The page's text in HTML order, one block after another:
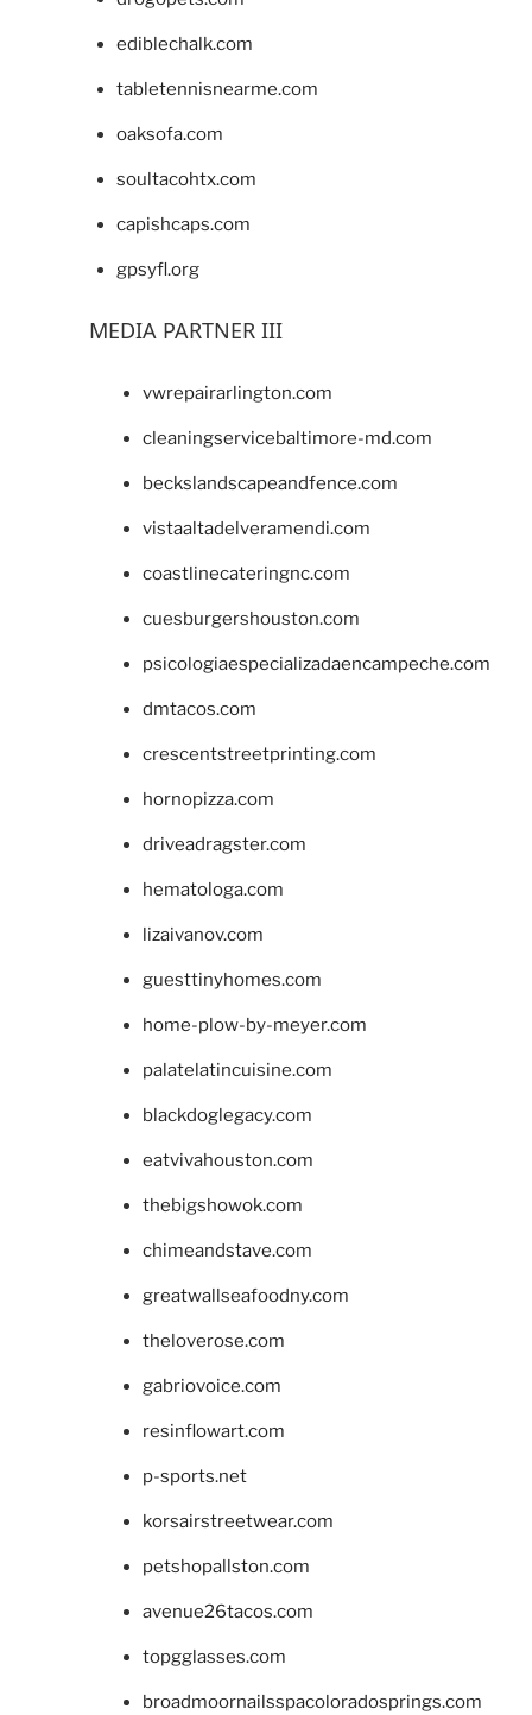
ediblechalk.com
tabletennisnearme.com
oaksofa.com
soultacohtx.com
capishcaps.com
gpsyfl.org
MEDIA PARTNER III
vwrepairarlington.com
cleaningservicebaltimore-md.com
beckslandscapeandfence.com
vistaaltadelveramendi.com
coastlinecateringnc.com
cuesburgershouston.com
psicologiaespecializadaencampeche.com
dmtacos.com
crescentstreetprinting.com
hornopizza.com
driveadragster.com
hematologa.com
lizaivanov.com
guesttinyhomes.com
home-plow-by-meyer.com
palatelatincuisine.com
blackdoglegacy.com
eatvivahouston.com
thebigshowok.com
chimeandstave.com
greatwallseafoodny.com
theloverose.com
gabriovoice.com
resinflowart.com
p-sports.net
korsairstreetwear.com
petshopallston.com
avenue26tacos.com
topgglasses.com
broadmoornailsspacoloradosprings.com